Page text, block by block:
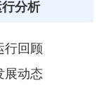
分析
行回顾
展动态